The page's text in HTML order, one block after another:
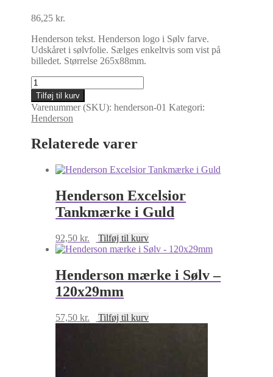
86,25kr.
Henderson tekst. Henderson logo i Sølv farve.
Udskåret i sølvfolie. Sælges enkeltvis som vist på
billedet. Størrelse 265x88mm.
Henderson
mærke
i
Sølv
antal
Tilføj til kurv
Varenummer (SKU):henderson-01 Kategori:
Henderson
Relaterede varer
Henderson Excelsior
Tankmærke i Guld
92,50kr. Tilføj til kurv
Henderson mærke i Sølv –
120x29mm
57,50kr. Tilføj til kurv